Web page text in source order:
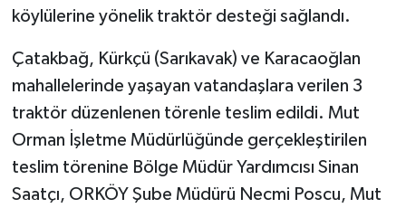
köylülerine yönelik traktör desteği sağlandı.
Çatakbağ, Kürkçü (Sarıkavak) ve Karacaoğlan
mahallelerinde yaşayan vatandaşlara verilen 3
traktör düzenlenen törenle teslim edildi. Mut
Orman İşletme Müdürlüğünde gerçekleştirilen
teslim törenine Bölge Müdür Yardımcısı Sinan
Saatçı, ORKÖY Şube Müdürü Necmi Poscu, Mut